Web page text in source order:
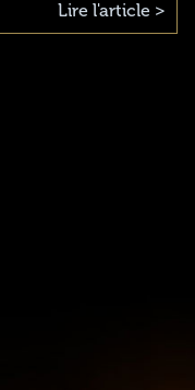
Lire l'article >